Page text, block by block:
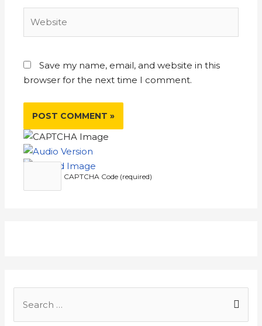
Save my name, email, and website in this
browser for the next time I comment.
CAPTCHA Code (required)